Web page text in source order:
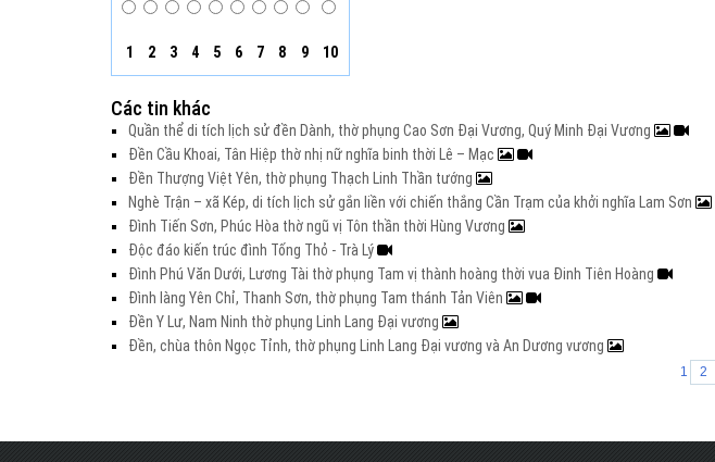
1 2 3 4 5 6 7 8 9 10
Các tin khác
Quần thể di tích lịch sử đền Dành, thờ phụng Cao Sơn Đại Vương, Quý Minh Đại Vương
Đền Cầu Khoai, Tân Hiệp thờ nhị nữ nghĩa binh thời Lê – Mạc
Đền Thượng Việt Yên, thờ phụng Thạch Linh Thần tướng
Nghè Trận – xã Kép, di tích lịch sử gắn liền với chiến thắng Cần Trạm của khởi nghĩa Lam Sơn
Đình Tiến Sơn, Phúc Hòa thờ ngũ vị Tôn thần thời Hùng Vương
Độc đáo kiến trúc đình Tống Thỏ - Trà Lý
Đình Phú Văn Dưới, Lương Tài thờ phụng Tam vị thành hoàng thời vua Đinh Tiên Hoàng
Đình làng Yên Chỉ, Thanh Sơn, thờ phụng Tam thánh Tản Viên
Đền Y Lư, Nam Ninh thờ phụng Linh Lang Đại vương
Đền, chùa thôn Ngọc Tỉnh, thờ phụng Linh Lang Đại vương và An Dương vương
1 2